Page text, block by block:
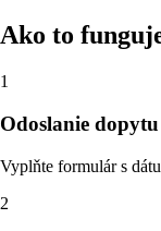
Ako to
1
Odoslanie dopytu
Vyplňte formulár s
2